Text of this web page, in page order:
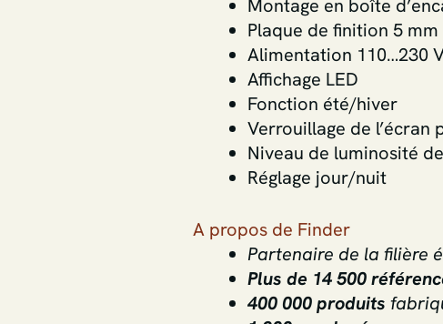
Montage en boîte
Plaque de finition 5 mm
Alimentation 110…230
Affichage LED
Fonction été/hiver
Verrouillage de l’écran
Niveau de luminosité
Réglage jour/nuit
A propos de Finder
Partenaire de la filière
Plus de 14 500
400 000 produits